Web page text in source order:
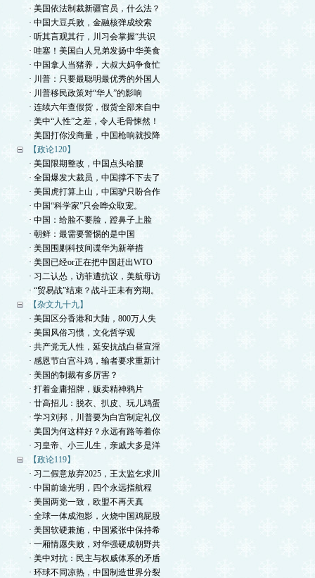
· 美国依法制裁新疆官员，什么法？
· 中国大豆兵败，金融核弹成绞索
· 听其言观其行，川习会掌握“共识
· 哇塞！美国白人兄弟发扬中华美食
· 中国拿人当猪养，大叔大妈争食忙
· 川普：只要最聪明最优秀的外国人
· 川普移民政策对“华人”的影响
· 连续六年查假货，假货全部来自中
· 美中“人性”之差，令人毛骨悚然！
· 美国打你没商量，中国枪响就投降
【政论120】
· 美国限期整改，中国点头哈腰
· 全国爆发大裁员，中国撑不下去了
· 美国虎打算上山，中国驴只盼合作
· 中国“科学家”只会哗众取宠。
· 中国：给脸不要脸，蹬鼻子上脸
· 朝鲜：最需要警惕的是中国
· 美国围剿科技间谍华为新举措
· 美国已经or正在把中国赶出WTO
· 习二认怂，访菲遭抗议，美航母访
· “贸易战”结束？战斗正未有穷期。
【杂文九十九】
· 美国区分香港和大陆，800万人失
· 美国风俗习惯，文化哲学观
· 共产党无人性，延安抗战白昼宣淫
· 感恩节白宫斗鸡，输者要求重新计
· 美国的制裁有多厉害？
· 打着金庸招牌，贩卖精神鸦片
· 廿高招儿：脱衣、扒皮、玩儿鸡蛋
· 学习刘邦，川普要为白宫制定礼仪
· 美国为何这样好？永远有路等着你
· 习皇帝、小三儿生，亲戚大多是洋
【政论119】
· 习二假意放弃2025，王太监乞求川
· 中国前途光明，四个永远指航程
· 美国两党一致，欧盟不再天真
· 全球一体成泡影，火烧中国鸡屁股
· 美国软硬兼施，中国紧张中保持希
· 一厢情愿失败，对华强硬成朝野共
· 美中对抗：民主与权威体系的矛盾
· 环球不同凉热，中国制造世界分裂